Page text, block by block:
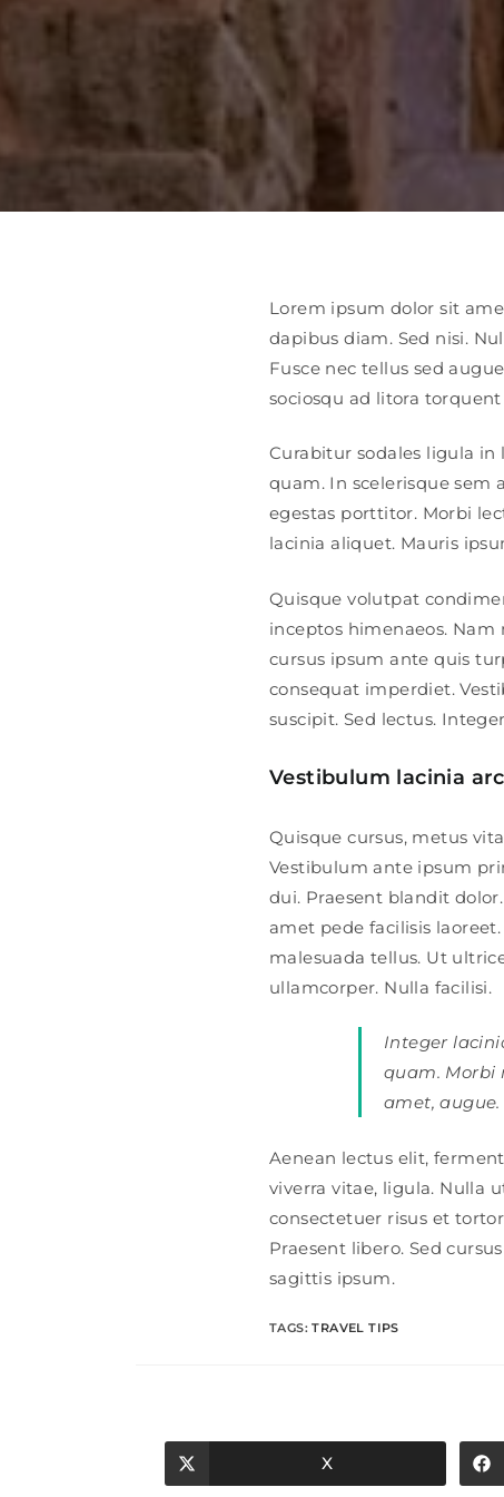
Lorem ipsum dolor sit
dapibus diam. Sed nisi.
Fusce nec tellus sed
sociosqu ad litora
Curabitur sodales ligula in
quam. In scelerisque sem
egestas porttitor. Morbi
lacinia aliquet. Mauris
Quisque volutpat
inceptos himenaeos.
cursus ipsum ante quis
consequat imperdiet.
suscipit. Sed lectus.
Vestibulum lacinia
Quisque cursus, metus
Vestibulum ante ipsum
dui. Praesent blandit
amet pede facilisis
malesuada tellus. Ut
ullamcorper. Nulla facilisi.
Integer
quam. Morbi
amet,
Aenean lectus elit,
viverra vitae, ligula. Nulla
consectetuer risus et
Praesent libero. Sed
sagittis ipsum.
TAGS:TRAVEL TIPS
Opens
in
X